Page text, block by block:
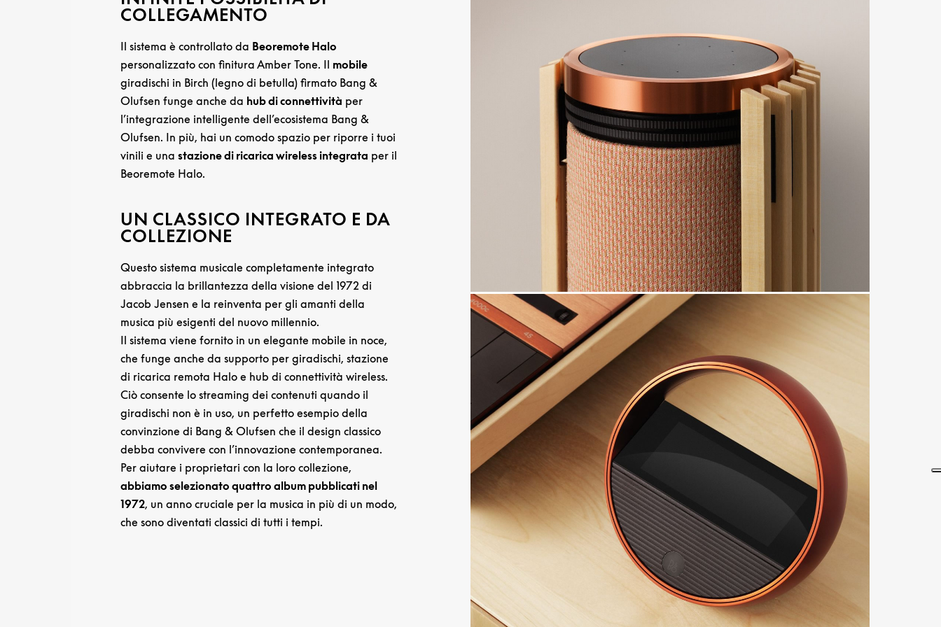
COLLEGAMENTO
Il sistema è controllato da Beoremote Halo
personalizzato con finitura Amber Tone. Il mobile
giradischi in Birch (legno di betulla) firmato Bang &
Olufsen funge anche da hub di connettività per
l’integrazione intelligente dell’ecosistema Bang &
Olufsen. In più, hai un comodo spazio per riporre i tuoi
vinili e una stazione di ricarica wireless integrata per il
Beoremote Halo.
UN CLASSICO INTEGRATO E DA
COLLEZIONE
Questo sistema musicale completamente integrato
abbraccia la brillantezza della visione del 1972 di
Jacob Jensen e la reinventa per gli amanti della
musica più esigenti del nuovo millennio.
Il sistema viene fornito in un elegante mobile in noce,
che funge anche da supporto per giradischi, stazione
di ricarica remota Halo e hub di connettività wireless.
Ciò consente lo streaming dei contenuti quando il
giradischi non è in uso, un perfetto esempio della
convinzione di Bang & Olufsen che il design classico
debba convivere con l’innovazione contemporanea.
Per aiutare i proprietari con la loro collezione,
abbiamo selezionato quattro album pubblicati nel
1972, un anno cruciale per la musica in più di un modo,
che sono diventati classici di tutti i tempi.